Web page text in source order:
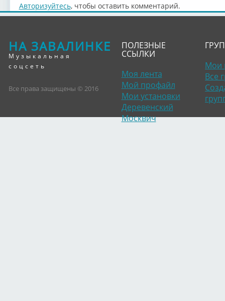
Авторизуйтесь, чтобы оставить комментарий.
НА ЗАВАЛИНКЕ
Музыкальная
соцсеть
Все права защищены © 2016
ПОЛЕЗНЫЕ
ССЫЛКИ
Моя лента
Мой профайл
Мои установки
Деревенский
Москвич
Мои
Все